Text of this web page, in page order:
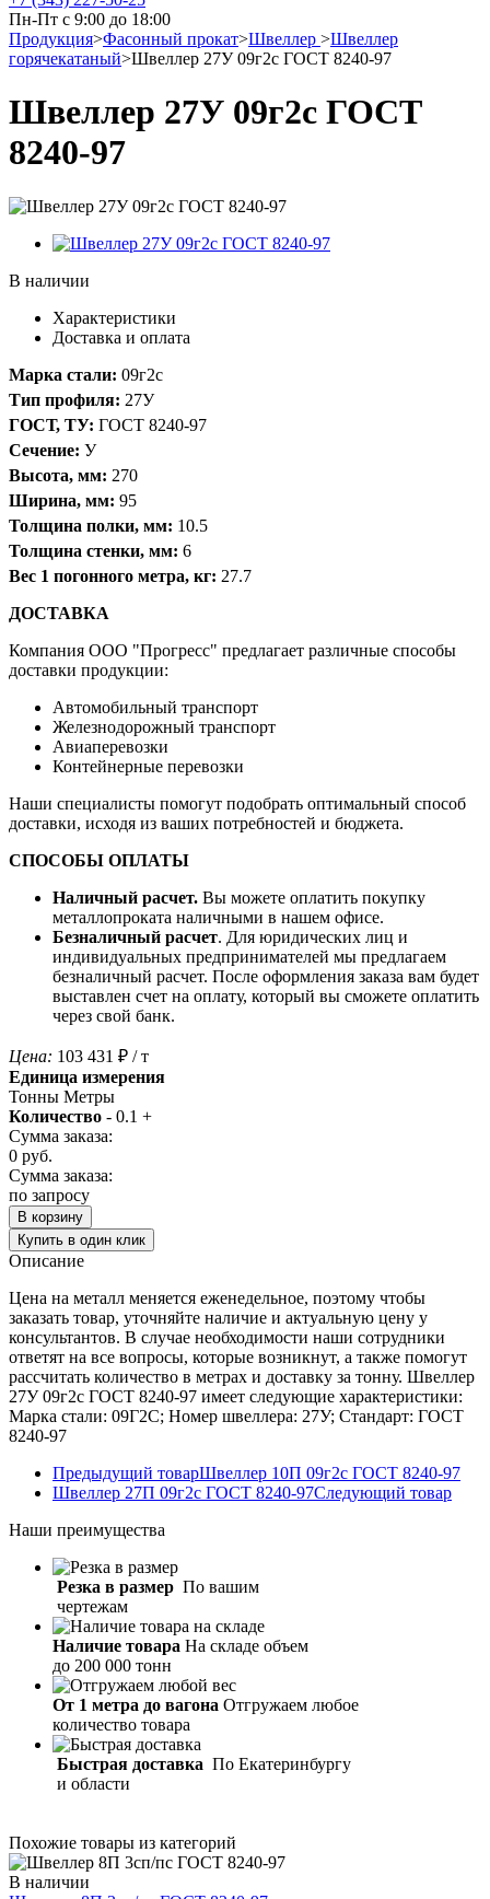
Пн-Пт с 9:00 до 18:00
Продукция>Фасонный прокат>Швеллер >Швеллер
горячекатаный>Швеллер 27У 09г2с ГОСТ 8240-97
Швеллер 27У 09г2с ГОСТ
8240-97
В наличии
Характеристики
Доставка и оплата
Марка стали: 09г2с
Тип профиля: 27У
ГОСТ, ТУ: ГОСТ 8240-97
Сечение: У
Высота, мм: 270
Ширина, мм: 95
Толщина полки, мм: 10.5
Толщина стенки, мм: 6
Вес 1 погонного метра, кг: 27.7
ДОСТАВКА
Компания OOO "Прогресс" предлагает различные способы
доставки продукции:
Автомобильный транспорт
Железнодорожный транспорт
Авиаперевозки
Контейнерные перевозки
Наши специалисты помогут подобрать оптимальный способ
доставки, исходя из ваших потребностей и бюджета.
СПОСОБЫ ОПЛАТЫ
Наличный расчет. Вы можете оплатить покупку
металлопроката наличными в нашем офисе.
Безналичный расчет. Для юридических лиц и
индивидуальных предпринимателей мы предлагаем
безналичный расчет. После оформления заказа вам будет
выставлен счет на оплату, который вы сможете оплатить
через свой банк.
Цена: 103 431 ₽ / т
Единица измерения
Тонны Метры
Количество - 0.1 +
Сумма заказа:
0 руб.
Сумма заказа:
по запросу
В корзину
Купить в один клик
Описание
Цена на металл меняется еженедельное, поэтому чтобы
заказать товар, уточняйте наличие и актуальную цену у
консультантов. В случае необходимости наши сотрудники
ответят на все вопросы, которые возникнут, а также помогут
рассчитать количество в метрах и доставку за тонну. Швеллер
27У 09г2с ГОСТ 8240-97 имеет следующие характеристики:
Марка стали: 09Г2С; Номер швеллера: 27У; Стандарт: ГОСТ
8240-97
Предыдущий товарШвеллер 10П 09г2с ГОСТ 8240-97
Швеллер 27П 09г2с ГОСТ 8240-97Следующий товар
Наши преимущества
Резка в размер По вашим
чертежам
Наличие товара На складе объем
до 200 000 тонн
От 1 метра до вагона Отгружаем любое
количество товара
Быстрая доставка По Екатеринбургу
и области
Похожие товары из категорий
В наличии